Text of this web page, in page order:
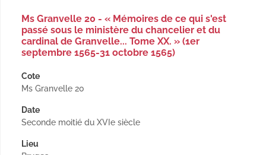
Ms Granvelle 20 - « Mémoires de ce qui s'est
passé sous le ministère du chancelier et du
cardinal de Granvelle... Tome XX. » (1er
septembre 1565-31 octobre 1565)
Cote
Ms Granvelle 20
Date
Seconde moitié du XVIe siècle
Lieu